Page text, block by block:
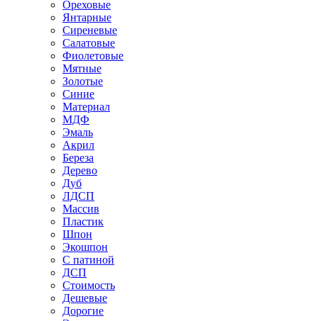
Ореховые
Янтарные
Сиреневые
Салатовые
Фиолетовые
Мятные
Золотые
Синие
Материал
МДФ
Эмаль
Акрил
Береза
Дерево
Дуб
ЛДСП
Массив
Пластик
Шпон
Экошпон
С патиной
ДСП
Стоимость
Дешевые
Дорогие